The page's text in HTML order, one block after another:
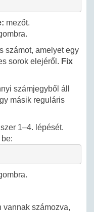
mezőt.
számot, amelyet egy
sorok elejéről. Fix
számjegyből áll
másik reguláris
1–4. lépését.
vannak számozva,